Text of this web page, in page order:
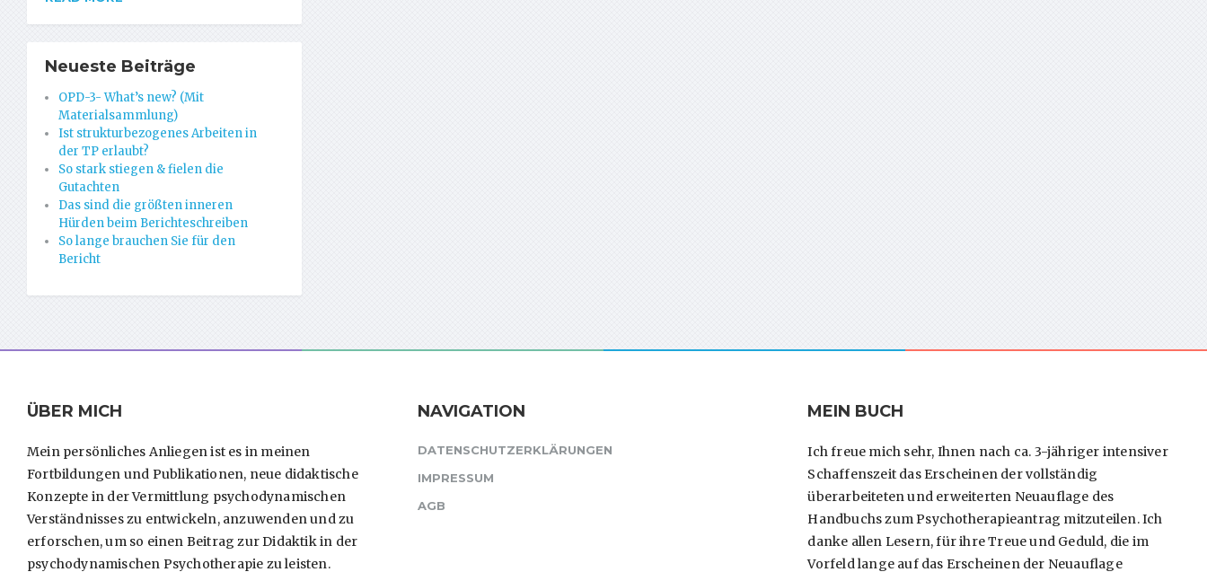
Neueste Beiträge
OPD-3- What’s new? (Mit
Materialsammlung)
Ist strukturbezogenes Arbeiten in
der TP erlaubt?
So stark stiegen & fielen die
Gutachten
Das sind die größten inneren
Hürden beim Berichteschreiben
So lange brauchen Sie für den
Bericht
ÜBER MICH
Mein persönliches Anliegen ist es in meinen
Fortbildungen und Publikationen, neue didaktische
Konzepte in der Vermittlung psychodynamischen
Verständnisses zu entwickeln, anzuwenden und zu
erforschen, um so einen Beitrag zur Didaktik in der
psychodynamischen Psychotherapie zu leisten.
NAVIGATION
DATENSCHUTZERKLÄRUNGEN
IMPRESSUM
AGB
MEIN BUCH
Ich freue mich sehr, Ihnen nach ca. 3-jähriger intensiver
Schaffenszeit das Erscheinen der vollständig
überarbeiteten und erweiterten Neuauflage des
Handbuchs zum Psychotherapieantrag mitzuteilen. Ich
danke allen Lesern, für ihre Treue und Geduld, die im
Vorfeld lange auf das Erscheinen der Neuauflage